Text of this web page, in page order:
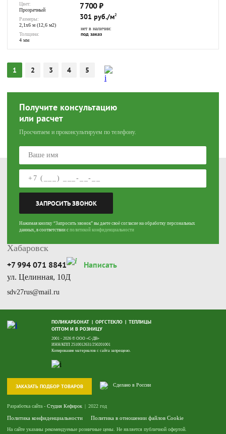
Цвет:
Прозрачный
Размеры:
2,1х6 м (12,6 м2)
Толщина:
4 мм
7 700₽
301 руб./м2
нет в наличии:
под заказ
1 2 3 4 5
Получите консультацию
или расчет
Просчитаем и проконсультируем по телефону.
ЗАПРОСИТЬ ЗВОНОК
Нажимая кнопку “Запросить звонок” вы даете своё согласие на обработку персональных
данных, в соответствии с политикой конфиденциальности
Артём
+7 950 290 2949
Написать
ул. 1-я Рабочая, 28, 3 этаж, 5 кабинет
sdv25rus@mail.ru
Хабаровск
+7 994 071 8841
Написать
ул. Целинная, 10Д
sdv27rus@mail.ru
ПОЛИКАРБОНАТ ОРГСТЕКЛО
ТЕПЛИЦЫ
ОПТОМ И В РОЗНИЦУ
2001 - 2026 © ООО «С-ДВ»
ИНН/КПП 2510012631/250201001
Копирование материалов с сайта запрещено.
ЗАКАЗАТЬ ПОДБОР ТОВАРОВ Сделано в России
Разработка сайта - Студия Кефирок 2022 год
Политика конфиденциальности Политика в отношении файлов Cookie
На сайте указаны рекомендуемые розничные цены. Не является публичной офертой.